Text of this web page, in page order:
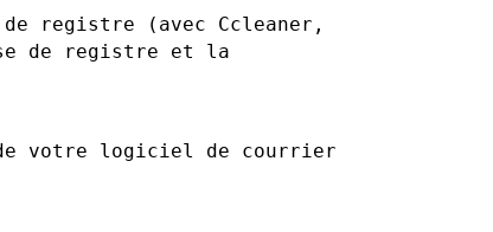
registre (avec Ccleaner,
de registre et la
votre logiciel de courrier